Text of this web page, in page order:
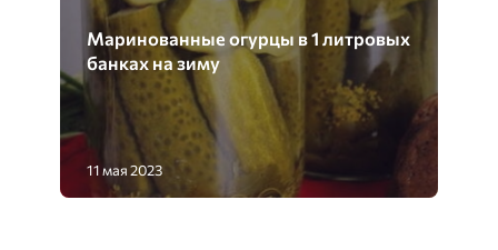
Маринованные огурцы в 1 литровых
банках на зиму
11 мая 2023